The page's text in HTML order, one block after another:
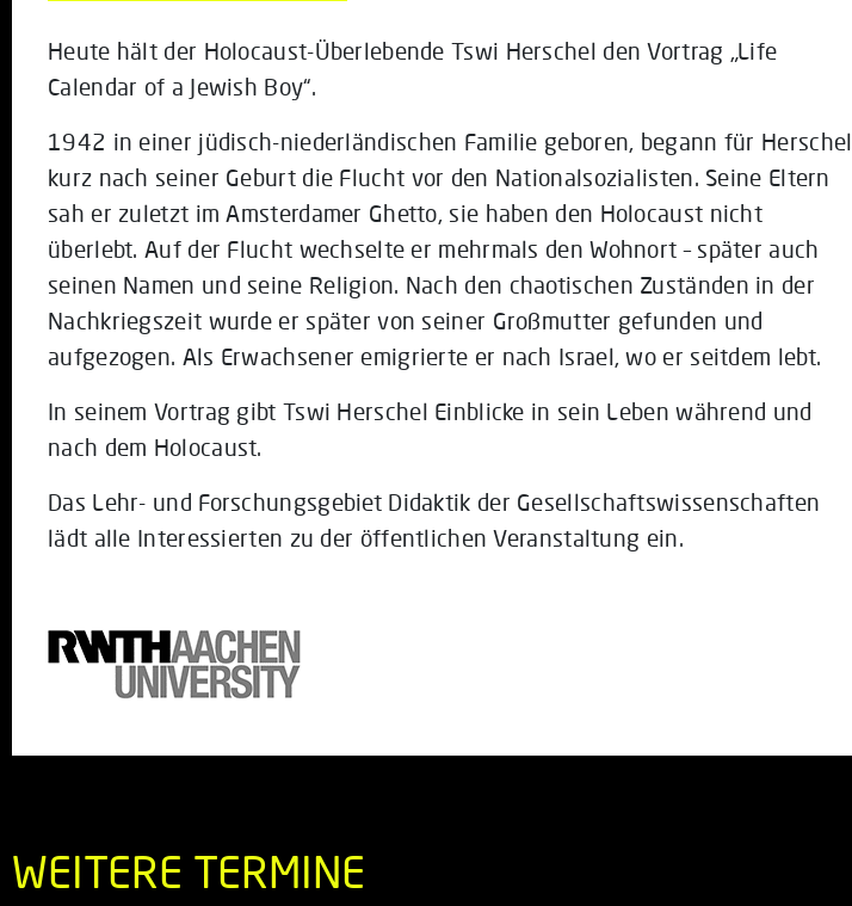
Heute hält der Holocaust-Überlebende Tswi Herschel den Vortrag „Life
Calendar of a Jewish Boy“.
1942 in einer jüdisch-niederländischen Familie geboren, begann für Herschel
kurz nach seiner Geburt die Flucht vor den Nationalsozialisten. Seine Eltern
sah er zuletzt im Amsterdamer Ghetto, sie haben den Holocaust nicht
überlebt. Auf der Flucht wechselte er mehrmals den Wohnort – später auch
seinen Namen und seine Religion. Nach den chaotischen Zuständen in der
Nachkriegszeit wurde er später von seiner Großmutter gefunden und
aufgezogen. Als Erwachsener emigrierte er nach Israel, wo er seitdem lebt.
In seinem Vortrag gibt Tswi Herschel Einblicke in sein Leben während und
nach dem Holocaust.
Das Lehr- und Forschungsgebiet Didaktik der Gesellschaftswissenschaften
lädt alle Interessierten zu der öffentlichen Veranstaltung ein.
WEITERE TERMINE